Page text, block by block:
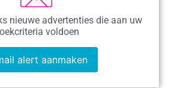
nieuwe advertenties die aan uw
voldoen
alert aanmaken